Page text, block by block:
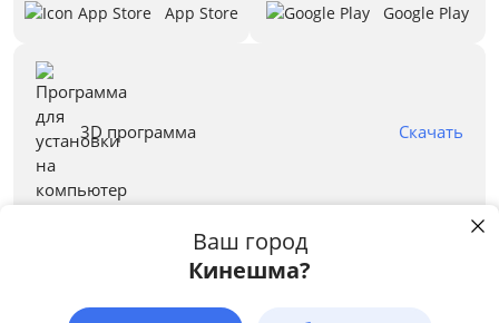
файлов вашего браузера с целью улучшения предложения и сервиса
Ваш город
Кинешма?
Крыло
Предложения
App Store Google Play
3D программа Скачать
Принимаем к оплате:
Правовая информация